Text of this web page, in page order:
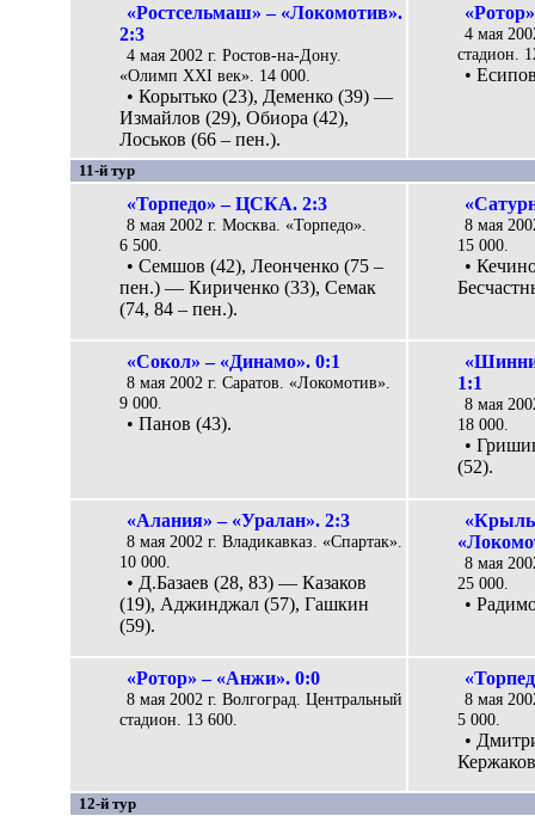
«Ростсельмаш» – «Локомотив».
2:3
4 мая 2002 г. Ростов-на-Дону.
«Олимп XXI век». 14 000.
• Корытько (23), Деменко (39) —
Измайлов (29), Обиора (42),
Лоськов (66 – пен.).
4 мая
стадион.
•
11-й тур
«Торпедо» – ЦСКА. 2:3
8 мая 2002 г. Москва. «Торпедо».
6 500.
• Семшов (42), Леонченко (75 –
пен.) — Кириченко (33), Семак
(74, 84 – пен.).
8 мая
15 000.
•
«Сокол» – «Динамо». 0:1
8 мая 2002 г. Саратов. «Локомотив».
9 000.
• Панов (43).
1:1
8 мая
18 000.
•
(52).
«Алания» – «Уралан». 2:3
8 мая 2002 г. Владикавказ. «Спартак».
10 000.
• Д.Базаев (28, 83) — Казаков
(19), Аджинджал (57), Гашкин
(59).
8 мая
25 000.
•
«Ротор» – «Анжи». 0:0
8 мая 2002 г. Волгоград. Центральный
стадион. 13 600.
8 мая
5 000.
•
12-й тур